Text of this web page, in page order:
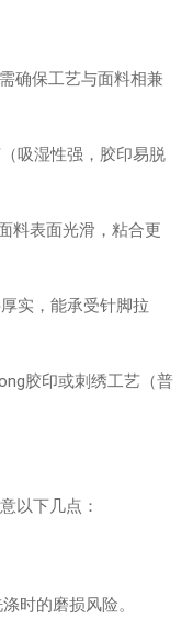
确保工艺与面料相兼
吸湿性强，胶印易脱
料表面光滑，粘合更
实，能承受针脚拉
胶印或刺绣工艺（普
以下几点：
时的磨损风险。